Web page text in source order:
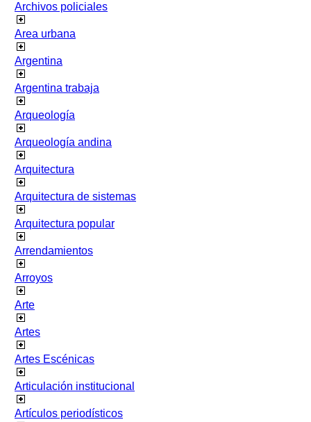
Archivos policiales
Area urbana
Argentina
Argentina trabaja
Arqueología
Arqueología andina
Arquitectura
Arquitectura de sistemas
Arquitectura popular
Arrendamientos
Arroyos
Arte
Artes
Artes Escénicas
Articulación institucional
Artículos periodísticos